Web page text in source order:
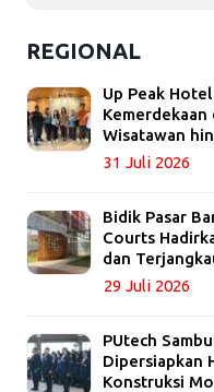
REGIONAL
Up Peak
Kemerdekaan
Wisatawan
31 Juli 2026
Bidik Pasar
Courts
dan
29 Juli 2026
PUtech
Dipersiapkan
Konstruksi